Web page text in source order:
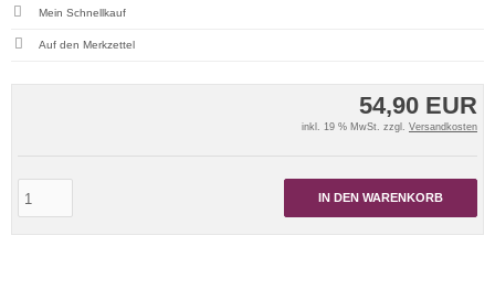
54,90 EUR
inkl. 19 % MwSt. zzgl. Versandkosten
IN DEN WARENKORB
Mein Schnellkauf